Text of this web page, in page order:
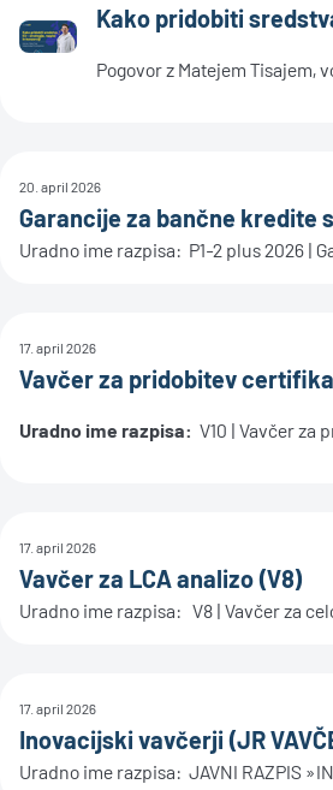
Kako pridobiti
Pogovor z Matejem Tisajem,
20. april 2026
Garancije za bančne kredite
Uradno ime razpisa: P1-2 plus 2026 |
17. april 2026
Vavčer za pridobitev
Uradno ime razpisa: V10 | Vavčer za
17. april 2026
Vavčer za LCA analizo (V8)
Uradno ime razpisa: V8 | Vavčer za
17. april 2026
Inovacijski vavčerji (JR
Uradno ime razpisa: JAVNI RAZPIS